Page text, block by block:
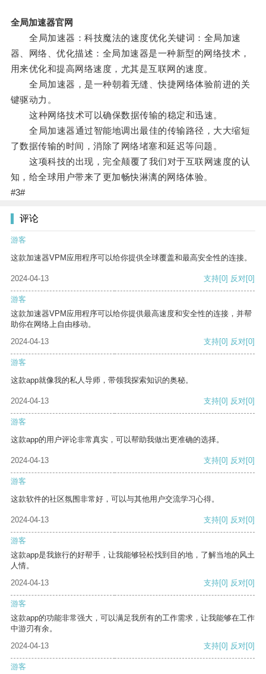
全局加速器官网
全局加速器：科技魔法的速度优化关键词：全局加速
器、网络、优化描述：全局加速器是一种新型的网络技术，
用来优化和提高网络速度，尤其是互联网的速度。
全局加速器，是一种朝着无缝、快捷网络体验前进的关
键驱动力。
这种网络技术可以确保数据传输的稳定和迅速。
全局加速器通过智能地调出最佳的传输路径，大大缩短
了数据传输的时间，消除了网络堵塞和延迟等问题。
这项科技的出现，完全颠覆了我们对于互联网速度的认
知，给全球用户带来了更加畅快淋漓的网络体验。
#3#
评论
游客
这款加速器VPM应用程序可以给你提供全球覆盖和最高安全性的连接。
2024-04-13 支持[0] 反对[0]
游客
这款加速器VPM应用程序可以给你提供最高速度和安全性的连接，并帮
助你在网络上自由移动。
2024-04-13
支持[0] 反对[0]
游客
这款app就像我的私人导师，带领我探索知识的奥秘。
2024-04-13 支持[0] 反对[0]
游客
这款app的用户评论非常真实，可以帮助我做出更准确的选择。
2024-04-13 支持[0] 反对[0]
游客
这款软件的社区氛围非常好，可以与其他用户交流学习心得。
2024-04-13 支持[0] 反对[0]
游客
这款app是我旅行的好帮手，让我能够轻松找到目的地，了解当地的风土
人情。
2024-04-13
支持[0] 反对[0]
游客
这款app的功能非常强大，可以满足我所有的工作需求，让我能够在工作
中游刃有余。
2024-04-13
支持[0] 反对[0]
游客